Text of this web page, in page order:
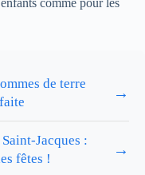
comme pour les
de terre
→
Jacques :
fêtes !
→